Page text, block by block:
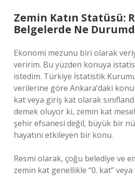
Zemin Katın Statüsü:
Belgelerde Ne
Ekonomi mezunu biri olarak
veririm. Bu yüzden konuya
istedim. Türkiye İstatistik
verilerine göre Ankara’daki
kat veya giriş kat olarak
demek oluyor ki, zemin kat
şehir efsanesi değil, büyük bir
hayatını etkileyen bir konu.
Resmi olarak, çoğu belediye ve
zemin kat genellikle “0. kat”